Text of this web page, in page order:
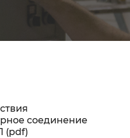
соединение
(pdf)